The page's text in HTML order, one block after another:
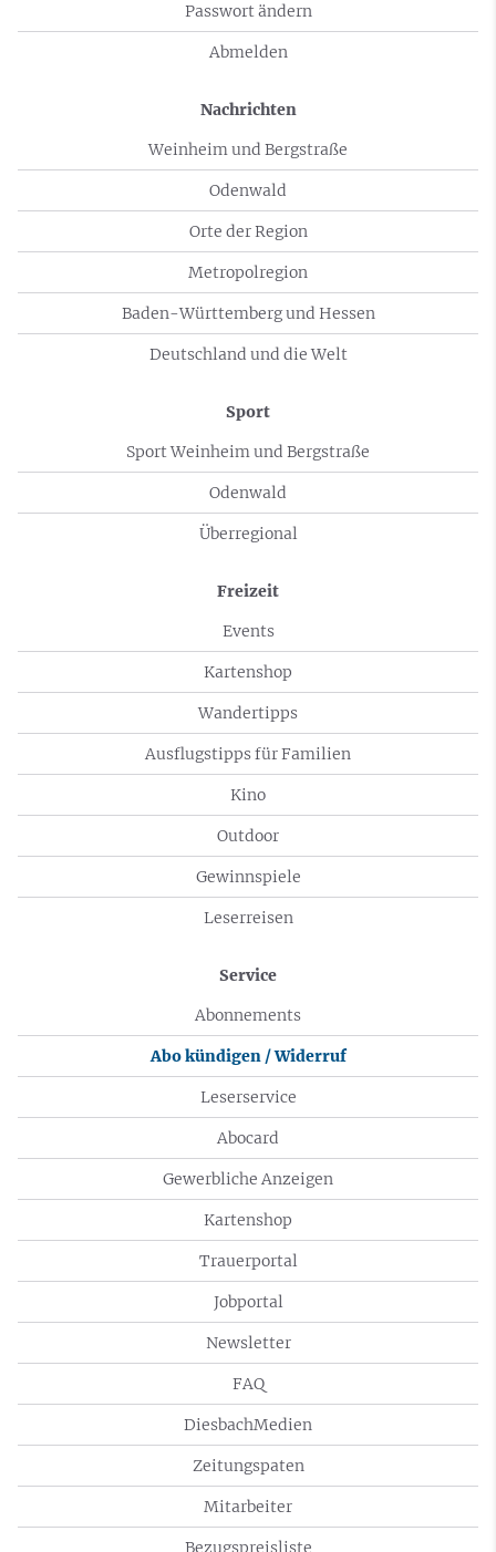
Passwort ändern
Abmelden
Nachrichten
Weinheim und Bergstraße
Odenwald
Orte der Region
Metropolregion
Baden-Württemberg und Hessen
Deutschland und die Welt
Sport
Sport Weinheim und Bergstraße
Odenwald
Überregional
Freizeit
Events
Kartenshop
Wandertipps
Ausflugstipps für Familien
Kino
Outdoor
Gewinnspiele
Leserreisen
Service
Abonnements
Abo kündigen / Widerruf
Leserservice
Abocard
Gewerbliche Anzeigen
Kartenshop
Trauerportal
Jobportal
Newsletter
FAQ
DiesbachMedien
Zeitungspaten
Mitarbeiter